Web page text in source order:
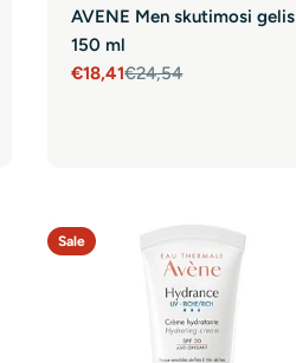
AVENE Men skutimosi gelis
150 ml
Sale
€18,41
Regular€24,54
Sale